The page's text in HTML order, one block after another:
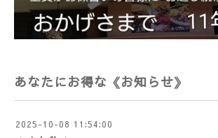
あなたにお得な《お知らせ》
2025-10-08 11:54:00